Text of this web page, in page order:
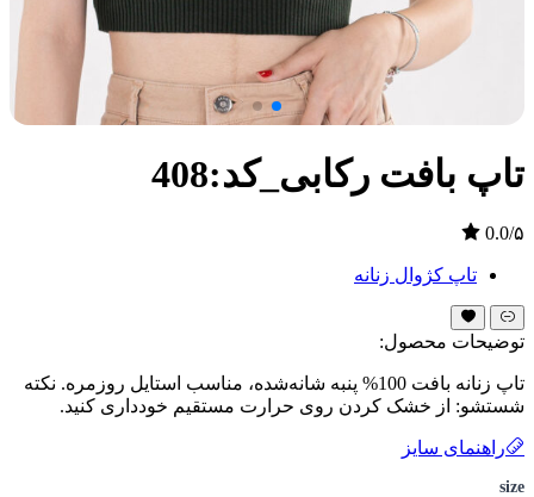
تاپ بافت رکابی_کد:408
0.0/۵
تاپ کژوال زنانه
توضیحات محصول:
تاپ زنانه بافت 100% پنبه شانه‌شده، مناسب استایل روزمره. نکته
شستشو: از خشک کردن روی حرارت مستقیم خودداری کنید.
راهنمای سایز
size